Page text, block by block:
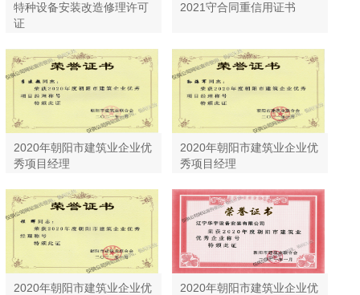
特种设备安装改造修理许可
证
2021守合同重信用证书
2020年朝阳市建筑业企业优
秀项目经理
2020年朝阳市建筑业企业优
秀项目经理
2020年朝阳市建筑业企业优
2020年朝阳市建筑业企业优